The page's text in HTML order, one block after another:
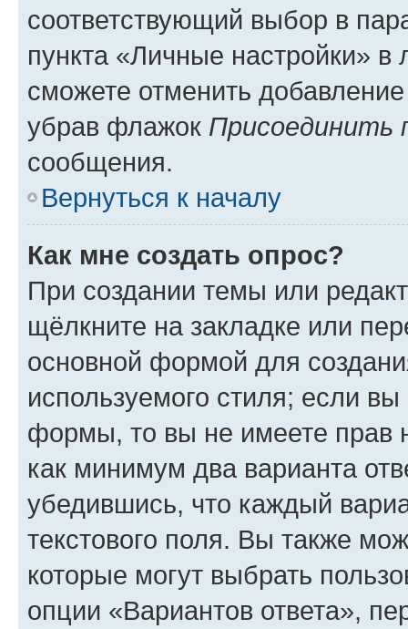
соответствующий выбор в
пункта «Личные настройки»
сможете отменить
убрав флажок Присоединить
сообщения.
Вернуться к началу
Как мне создать опрос?
При создании темы или
щёлкните на закладке или
основной формой для
используемого стиля; если
формы, то вы не имеете прав
как минимум два варианта
убедившись, что каждый
текстового поля. Вы также
которые могут выбрать
опции «Вариантов ответа»,